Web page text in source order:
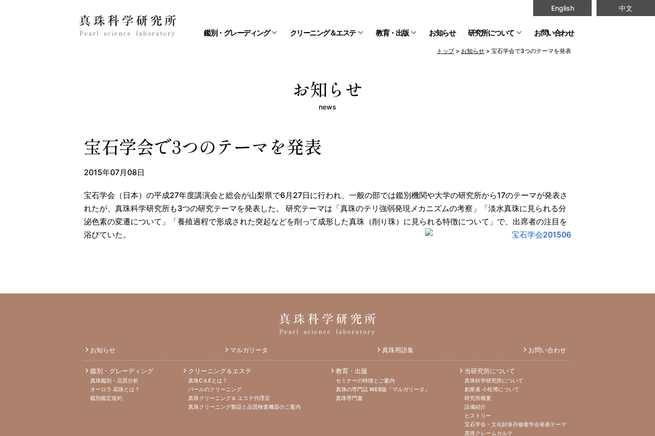
English 中文
鑑別・グレーディング クリーニング＆エステ 教育・出版 お知らせ 研究所について お問い合わせ
トップ> お知らせ > 宝石学会で3つのテーマを発表
お知らせ
news
宝石学会で3つのテーマを発表
2015年07月08日
宝石学会（日本）の平成27年度講演会と総会が山梨県で6月27日に行われ、一般の部では鑑別機関や大学の研究所から17のテーマが発表さ
れたが、真珠科学研究所も3つの研究テーマを発表した。 研究テーマは「真珠のテリ強弱発現メカニズムの考察」「淡水真珠に見られる分
泌色素の変遷について」「養殖過程で形成された突起などを削って成形した真珠（削り珠）に見られる特徴について」で、出席者の注目を
浴びていた。
お知らせ マルガリータ 真珠用語集 お問い合わせ
鑑別・グレーディング
真珠鑑別・品質分析
オーロラ 花珠とは？
鑑別鑑定規約
クリーニング＆エステ
真珠C＆Eとは？
パールのクリーニング
真珠クリーニング＆ エステ代理店
真珠クリーニング製品と品質検査機器のご案内
教育・出版
セミナーの特徴とご案内
真珠の専門誌 WEB版「マルガリータ」
真珠専門書
当研究所について
真珠科学研究所について
創業者 小松博について
研究所概要
設備紹介
ヒストリー
宝石学会・文化財保存修復学会発表テーマ
真珠クレームカルテ